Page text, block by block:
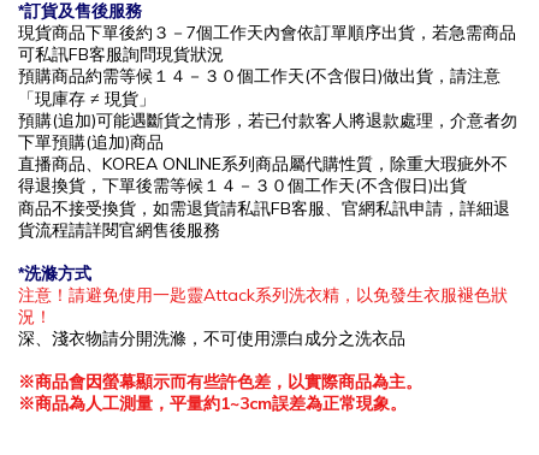
*訂貨及售後服務
現貨商品下單後約 ３－7個工作天內會依訂單順序出貨， 若急需商品
可私訊FB客服詢問現貨狀況
預購商品約需等候１４－３０個工作天(不含假日)做出貨，請注意
「現庫存 ≠ 現貨」
預購(追加)可能遇斷貨之情形，若已付款客人將退款處理，介意者勿
下單預購(追加)商品
直播商品、KOREA ONLINE系列商品屬代購性質，除重大瑕疵外不
得退換貨，下單後需等候１４－３０個工作天(不含假日)出貨
商品不接受換貨，如需退貨請私訊FB客服、官網私訊申請，詳細退
貨流程請詳閱官網售後服務
*洗滌方式
注意！請避免使用一匙靈Attack系列洗衣精，以免發生衣服褪色狀
況！
深、淺衣物請分開洗滌，不可使用漂白成分之洗衣品
※商品會因螢幕顯示而有些許色差，以實際商品為主。
※商品為人工測量，平量約1~3cm誤差為正常現象。